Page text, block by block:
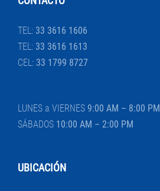
TEL: 33 3616 1606
TEL: 33 3616 1613
CEL: 33 1799 8727
LUNES a VIERNES 9:00 AM – 8:00 PM
SÁBADOS 10:00 AM – 2:00 PM
UBICACIÓN